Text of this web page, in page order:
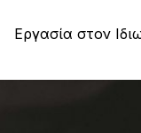
Εργασία στον